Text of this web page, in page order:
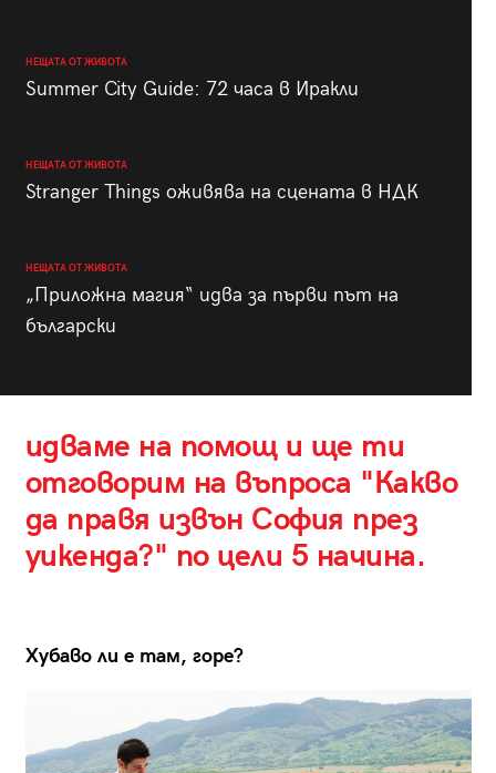
НЕЩАТА ОТ ЖИВОТА
Summer City Guide: 72 часа в Иракли
НЕЩАТА ОТ ЖИВОТА
Stranger Things оживява на сцената в НДК
НЕЩАТА ОТ ЖИВОТА
„Приложна магия“ идва за първи път на
български
идваме на помощ и ще ти
отговорим на въпроса "Какво
да правя извън София през
уикенда?" по цели 5 начина.
Хубаво ли е там, горе?